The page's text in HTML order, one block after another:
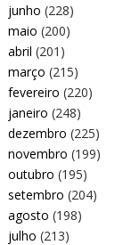
junho (228)
maio (200)
abril (201)
março (215)
fevereiro (220)
janeiro (248)
dezembro (225)
novembro (199)
outubro (195)
setembro (204)
agosto (198)
julho (213)